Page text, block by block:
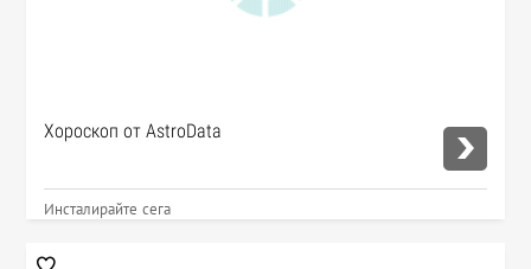
Хороскоп от AstroData
Инсталирайте сега